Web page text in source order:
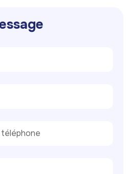
ssage